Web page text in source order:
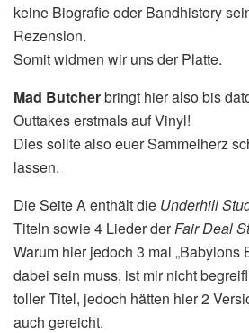
keine Biografie oder Bandhistory
Rezension.
Somit widmen wir uns der Platte.
Mad Butcherbringt hier also bis
Outtakes erstmals auf Vinyl!
Dies sollte also euer Sammelherz
lassen.
Die Seite A enthält die Underhill
Titeln sowie 4 Lieder derFair Deal
Warum hier jedoch 3 mal „Babylons
dabei sein muss, ist mir nicht
toller Titel, jedoch hätten hier 2
auch gereicht.